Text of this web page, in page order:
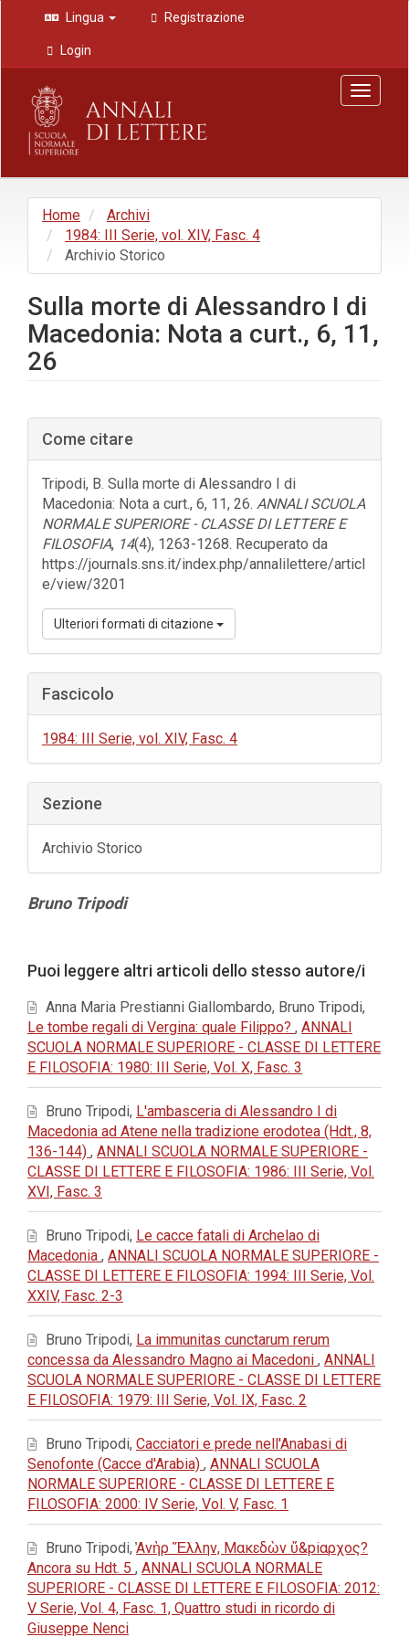
Navigazione
principale
Contenuto
principale
Barra
laterale
Lingua Registrazione
Login
Toggle
Home
Archivi
1984: III Serie, vol. XIV, Fasc. 4
Archivio Storico
Sulla morte di Alessandro I di
Macedonia: Nota a curt., 6, 11,
26
Barra
laterale
dell'articolo
Come citare
Tripodi, B. Sulla morte di Alessandro I di
Macedonia: Nota a curt., 6, 11, 26. ANNALI SCUOLA
NORMALE SUPERIORE - CLASSE DI LETTERE E
FILOSOFIA, 14(4), 1263-1268. Recuperato da
https://journals.sns.it/index.php/annalilettere/articl
e/view/3201
Ulteriori formati di citazione
Fascicolo
1984: III Serie, vol. XIV, Fasc. 4
Sezione
Archivio Storico
Contenuto
Bruno Tripodi
dell'articolo
Puoi leggere altri articoli dello stesso autore/i
Anna Maria Prestianni Giallombardo, Bruno Tripodi,
Le tombe regali di Vergina: quale Filippo? , ANNALI
SCUOLA NORMALE SUPERIORE - CLASSE DI LETTERE
E FILOSOFIA: 1980: III Serie, Vol. X, Fasc. 3
Bruno Tripodi, L'ambasceria di Alessandro I di
Macedonia ad Atene nella tradizione erodotea (Hdt., 8,
136-144) , ANNALI SCUOLA NORMALE SUPERIORE -
CLASSE DI LETTERE E FILOSOFIA: 1986: III Serie, Vol.
XVI, Fasc. 3
Bruno Tripodi, Le cacce fatali di Archelao di
Macedonia , ANNALI SCUOLA NORMALE SUPERIORE -
CLASSE DI LETTERE E FILOSOFIA: 1994: III Serie, Vol.
XXIV, Fasc. 2-3
Bruno Tripodi, La immunitas cunctarum rerum
concessa da Alessandro Magno ai Macedoni , ANNALI
SCUOLA NORMALE SUPERIORE - CLASSE DI LETTERE
E FILOSOFIA: 1979: III Serie, Vol. IX, Fasc. 2
Bruno Tripodi, Cacciatori e prede nell'Anabasi di
Senofonte (Cacce d'Arabia) , ANNALI SCUOLA
NORMALE SUPERIORE - CLASSE DI LETTERE E
FILOSOFIA: 2000: IV Serie, Vol. V, Fasc. 1
Bruno Tripodi,̓Aνὴρ Ἕλλην, Mακɛδὼν ὕ&piαρχος?
Ancora su Hdt. 5 , ANNALI SCUOLA NORMALE
SUPERIORE - CLASSE DI LETTERE E FILOSOFIA: 2012:
V Serie, Vol. 4, Fasc. 1, Quattro studi in ricordo di
Giuseppe Nenci